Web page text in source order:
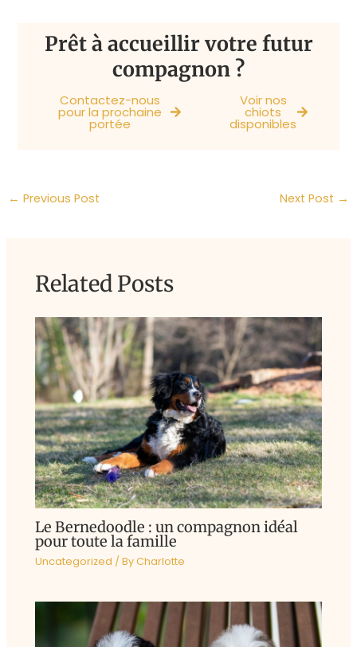
Prêt à accueillir votre futur
compagnon ?
Contactez-nous
pour la prochaine
portée
Voir nos
chiots
disponibles
← Previous Post Next Post →
Related Posts
Le Bernedoodle : un compagnon idéal
pour toute la famille
Uncategorized / ByCharlotte